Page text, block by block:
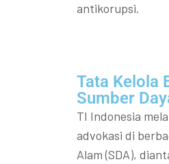
antikorupsi.
Tata Kelola
Sumber
TI Indonesia
advokasi di
Alam (SDA),